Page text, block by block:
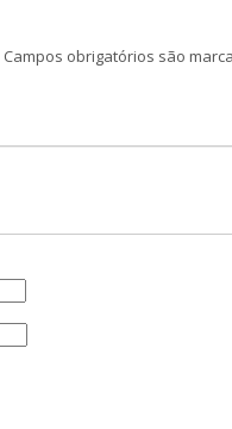
Campos obrigatórios são